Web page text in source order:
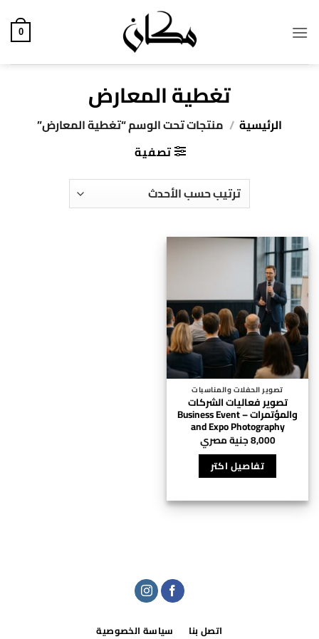
للمحتوى
0
تغطية المعارض
الرئيسية / منتجات تحت الوسم “تغطية المعارض”
تصفية
تصوير الحفلات والمناسبات
تصوير فعاليات الشركات
والمؤتمرات – Business Event
and Expo Photography
8,000جنية مصري
تفاصيل اكتر
اتصل بنا سياسة الخصوصية